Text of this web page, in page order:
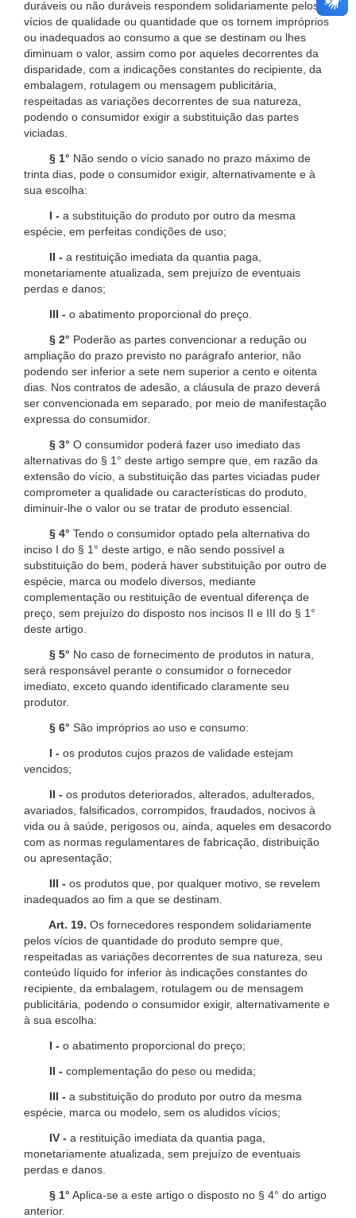
duráveis ou não duráveis respondem solidariamente pelos
vícios de qualidade ou quantidade que os tornem impróprios
ou inadequados ao consumo a que se destinam ou lhes
diminuam o valor, assim como por aqueles decorrentes da
disparidade, com a indicações constantes do recipiente, da
embalagem, rotulagem ou mensagem publicitária,
respeitadas as variações decorrentes de sua natureza,
podendo o consumidor exigir a substituição das partes
viciadas.
§ 1° Não sendo o vício sanado no prazo máximo de
trinta dias, pode o consumidor exigir, alternativamente e à
sua escolha:
I - a substituição do produto por outro da mesma
espécie, em perfeitas condições de uso;
II - a restituição imediata da quantia paga,
monetariamente atualizada, sem prejuízo de eventuais
perdas e danos;
III - o abatimento proporcional do preço.
§ 2° Poderão as partes convencionar a redução ou
ampliação do prazo previsto no parágrafo anterior, não
podendo ser inferior a sete nem superior a cento e oitenta
dias. Nos contratos de adesão, a cláusula de prazo deverá
ser convencionada em separado, por meio de manifestação
expressa do consumidor.
§ 3° O consumidor poderá fazer uso imediato das
alternativas do § 1° deste artigo sempre que, em razão da
extensão do vício, a substituição das partes viciadas puder
comprometer a qualidade ou características do produto,
diminuir-lhe o valor ou se tratar de produto essencial.
§ 4° Tendo o consumidor optado pela alternativa do
inciso I do § 1° deste artigo, e não sendo possível a
substituição do bem, poderá haver substituição por outro de
espécie, marca ou modelo diversos, mediante
complementação ou restituição de eventual diferença de
preço, sem prejuízo do disposto nos incisos II e III do § 1°
deste artigo.
§ 5° No caso de fornecimento de produtos in natura,
será responsável perante o consumidor o fornecedor
imediato, exceto quando identificado claramente seu
produtor.
§ 6° São impróprios ao uso e consumo:
I - os produtos cujos prazos de validade estejam
vencidos;
II - os produtos deteriorados, alterados, adulterados,
avariados, falsificados, corrompidos, fraudados, nocivos à
vida ou à saúde, perigosos ou, ainda, aqueles em desacordo
com as normas regulamentares de fabricação, distribuição
ou apresentação;
III - os produtos que, por qualquer motivo, se revelem
inadequados ao fim a que se destinam.
Art. 19. Os fornecedores respondem solidariamente
pelos vícios de quantidade do produto sempre que,
respeitadas as variações decorrentes de sua natureza, seu
conteúdo líquido for inferior às indicações constantes do
recipiente, da embalagem, rotulagem ou de mensagem
publicitária, podendo o consumidor exigir, alternativamente e
à sua escolha:
I - o abatimento proporcional do preço;
II - complementação do peso ou medida;
III - a substituição do produto por outro da mesma
espécie, marca ou modelo, sem os aludidos vícios;
IV - a restituição imediata da quantia paga,
monetariamente atualizada, sem prejuízo de eventuais
perdas e danos.
§ 1° Aplica-se a este artigo o disposto no § 4° do artigo
anterior.